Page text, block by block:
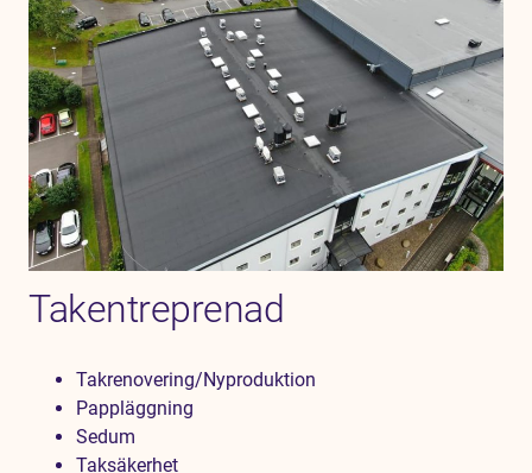
Takentreprenad
Takrenovering/Nyproduktion
Pappläggning
Sedum
Taksäkerhet